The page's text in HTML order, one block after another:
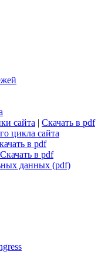
сайта|Скачать в pdf
цикла сайта